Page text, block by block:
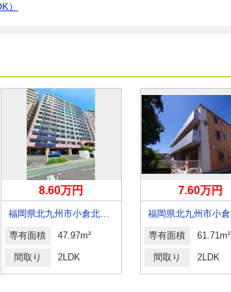
）
8.60万円
福岡県北九州市小倉北区竪町２
専有面積 47.97m²
間取り 2LDK
7.60万円
専有面積 61.71m²
間取り 2LDK